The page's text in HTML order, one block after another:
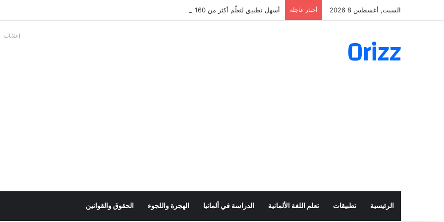
السبت, أغسطس 8 2026 أخبار عاجلة أسهل تطبيق لتعلّم أكثر من 160 ألف فعل بالألمانية
Orizz إعلانات
الرئيسية تطبيقات تعلم اللغة الألمانية الدراسة في ألمانيا الهجرة واللجوء الحقوق والقوانين